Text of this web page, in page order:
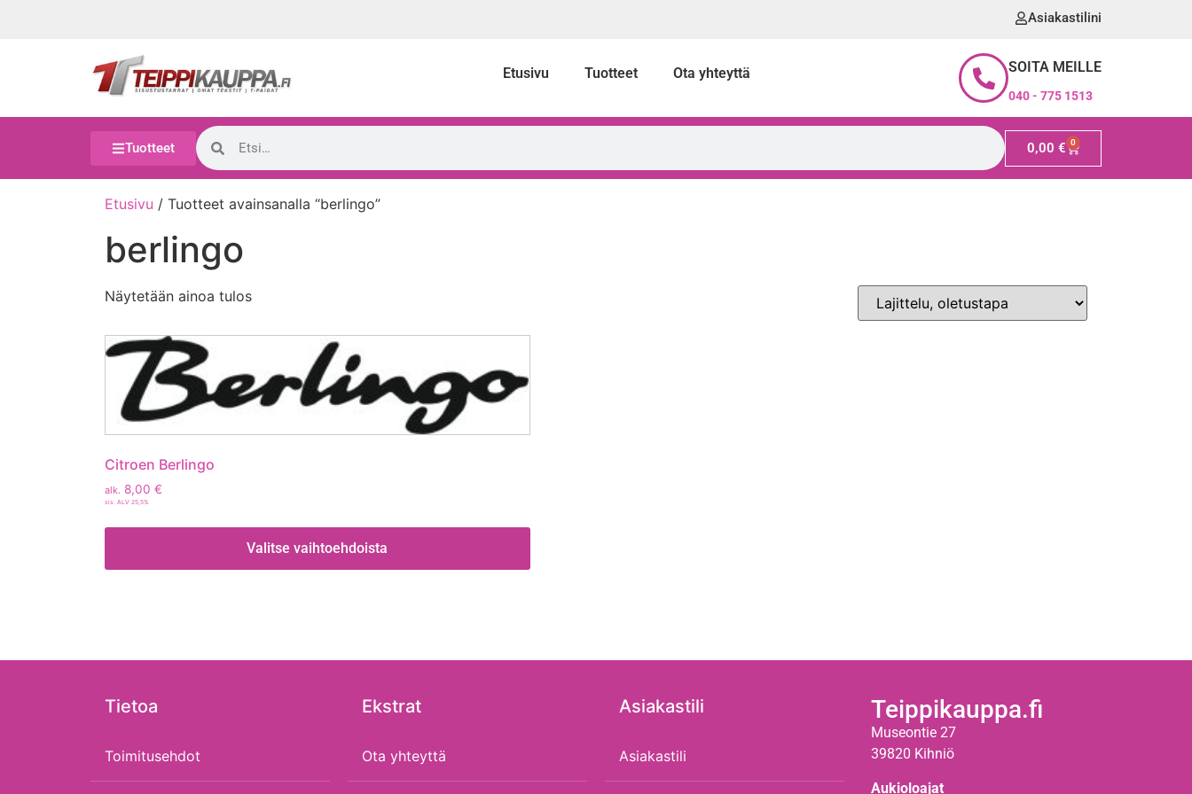
Asiakastilini
Etusivu Tuotteet Ota yhteyttä SOITA MEILLE
040 - 775 1513
Tuotteet 0,00 € 0
Etusivu / Tuotteet avainsanalla “berlingo”
berlingo
Näytetään ainoa tulos
Citroen Berlingo
alk. 8,00 €
sis. ALV 25,5%
Valitse vaihtoehdoista
Tietoa
Toimitusehdot
Ekstrat
Ota yhteyttä
Asiakastili
Asiakastili
Teippikauppa.fi
Museontie 27
39820 Kihniö
Aukioloajat